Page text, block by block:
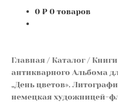
Доставка и оплата
Мы покупаем
0 ₽ 0 товаров
Главная / Каталог/ Книги
антикварного Альбома
„День цветов».
немецкая художницей-